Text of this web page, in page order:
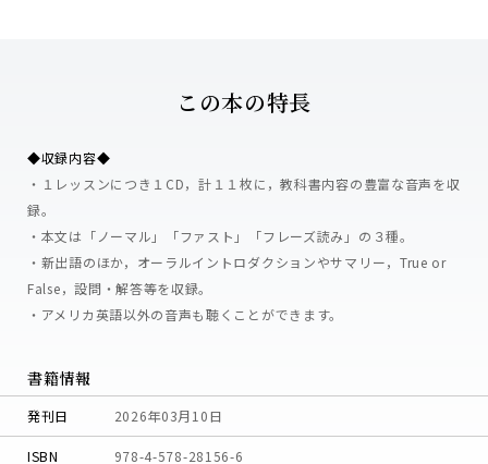
この本の特長
◆収録内容◆
・１レッスンにつき１CD，計１１枚に，教科書内容の豊富な音声を収
録。
・本文は「ノーマル」「ファスト」「フレーズ読み」の３種。
・新出語のほか，オーラルイントロダクションやサマリー，True or
False，設問・解答等を収録。
・アメリカ英語以外の音声も聴くことができます。
書籍情報
発刊日 2026年03月10日
ISBN 978-4-578-28156-6